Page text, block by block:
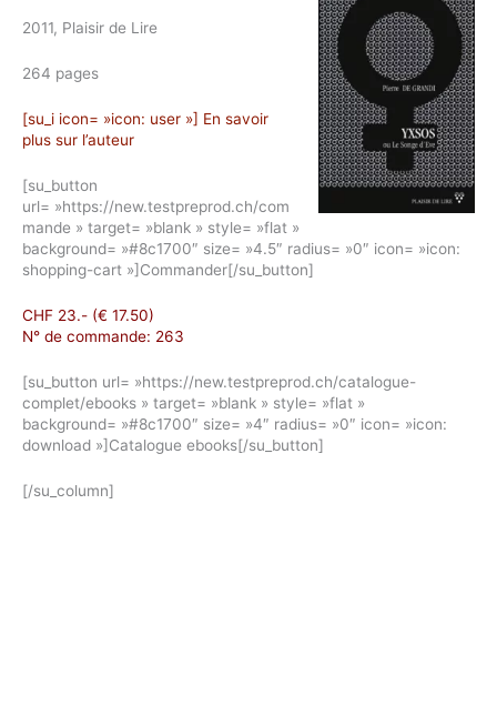
2011, Plaisir de Lire
264 pages
[su_i icon= »icon: user »] En savoir
plus sur l’auteur
[su_button
url= »https://new.testpreprod.ch/com
mande » target= »blank » style= »flat »
background= »#8c1700″ size= »4.5″ radius= »0″ icon= »icon:
shopping-cart »]Commander[/su_button]
CHF 23.- (€ 17.50)
N° de commande: 263
[su_button url= »https://new.testpreprod.ch/catalogue-
complet/ebooks » target= »blank » style= »flat »
background= »#8c1700″ size= »4″ radius= »0″ icon= »icon:
download »]Catalogue ebooks[/su_button]
[/su_column]